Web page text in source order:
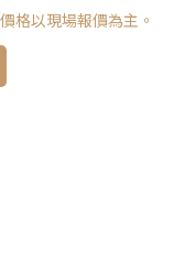
格以現場報價為主。